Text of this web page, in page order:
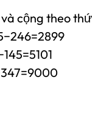
cộng theo thứ